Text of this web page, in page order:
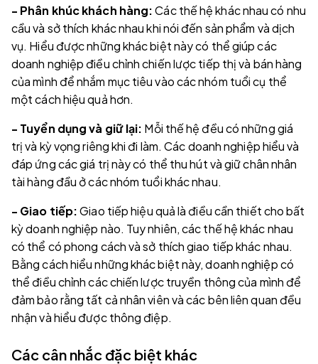
- Phân khúc khách hàng:Các thế hệ khác nhau có nhu
cầu và sở thích khác nhau khi nói đến sản phẩm và dịch
vụ. Hiểu được những khác biệt này có thể giúp các
doanh nghiệp điều chỉnh chiến lược tiếp thị và bán hàng
của mình để nhắm mục tiêu vào các nhóm tuổi cụ thể
một cách hiệu quả hơn.
- Tuyển dụng và giữ lại: Mỗi thế hệ đều có những giá
trị và kỳ vọng riêng khi đi làm. Các doanh nghiệp hiểu và
đáp ứng các giá trị này có thể thu hút và giữ chân nhân
tài hàng đầu ở các nhóm tuổi khác nhau.
- Giao tiếp:Giao tiếp hiệu quả là điều cần thiết cho bất
kỳ doanh nghiệp nào. Tuy nhiên, các thế hệ khác nhau
có thể có phong cách và sở thích giao tiếp khác nhau.
Bằng cách hiểu những khác biệt này, doanh nghiệp có
thể điều chỉnh các chiến lược truyền thông của mình để
đảm bảo rằng tất cả nhân viên và các bên liên quan đều
nhận và hiểu được thông điệp.
Các cân nhắc đặc biệt khác